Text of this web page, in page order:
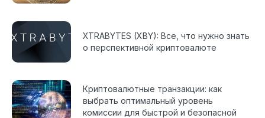
XTRABYTES (XBY): Все, что нужно знать
о перспективной криптовалюте
Криптовалютные транзакции: как
выбрать оптимальный уровень
комиссии для быстрой и безопасной